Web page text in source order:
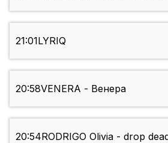
21:01LYRIQ
20:58VENERA - Венера
20:54RODRIGO Olivia - drop